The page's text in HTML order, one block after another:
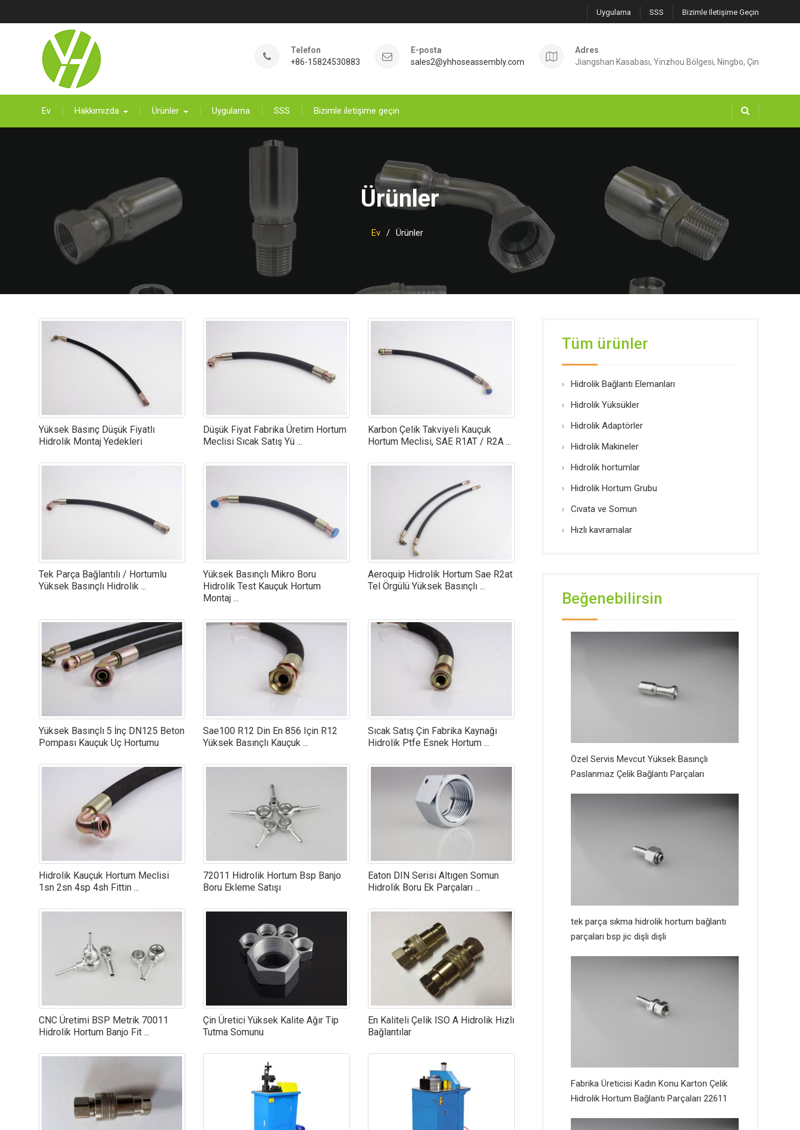
geç
Uygulama SSS Bizimle Iletişime Geçin
Telefon
+86-15824530883
E-posta
sales2@yhhoseassembly.com
Adres
Jiangshan Kasabası, Yinzhou Bölgesi, Ningbo, Çin
Ev Hakkımızda Ürünler Uygulama SSS Bizimle iletişime geçin
Ürünler
Ev Ürünler
Yüksek Basınç Düşük Fiyatlı
Hidrolik Montaj Yedekleri
Düşük Fiyat Fabrika Üretim Hortum
Meclisi Sıcak Satış Yü ...
Karbon Çelik Takviyeli Kauçuk
Hortum Meclisi, SAE R1AT / R2A ...
Tek Parça Bağlantılı / Hortumlu
Yüksek Basınçlı Hidrolik ...
Yüksek Basınçlı Mikro Boru
Hidrolik Test Kauçuk Hortum
Montaj ...
Aeroquip Hidrolik Hortum Sae R2at
Tel Örgülü Yüksek Basınçlı ...
Yüksek Basınçlı 5 İnç DN125 Beton
Pompası Kauçuk Uç Hortumu
Sae100 R12 Din En 856 Için R12
Yüksek Basınçlı Kauçuk ...
Sıcak Satış Çin Fabrika Kaynağı
Hidrolik Ptfe Esnek Hortum ...
Hidrolik Kauçuk Hortum Meclisi
1sn 2sn 4sp 4sh Fittin ...
72011 Hidrolik Hortum Bsp Banjo
Boru Ekleme Satışı
Eaton DIN Serisi Altıgen Somun
Hidrolik Boru Ek Parçaları ...
CNC Üretimi BSP Metrik 70011
Hidrolik Hortum Banjo Fit ...
Çin Üretici Yüksek Kalite Ağır Tip
Tutma Somunu
En Kaliteli Çelik ISO A Hidrolik Hızlı
Bağlantılar
Tüm ürünler
Hidrolik Bağlantı Elemanları
Hidrolik Yüksükler
Hidrolik Adaptörler
Hidrolik Makineler
Hidrolik hortumlar
Hidrolik Hortum Grubu
Cıvata ve Somun
Hızlı kavramalar
Beğenebilirsin
Özel Servis Mevcut Yüksek Basınçlı
Paslanmaz Çelik Bağlantı Parçaları
tek parça sıkma hidrolik hortum bağlantı
parçaları bsp jic dişli dişli
Fabrika Üreticisi Kadın Konu Karton Çelik
Hidrolik Hortum Bağlantı Parçaları 22611